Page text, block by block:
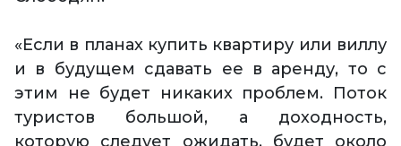
«Если в планах купить квартиру или виллу
и в будущем сдавать ее в аренду, то с
этим не будет никаких проблем. Поток
туристов большой, а доходность,
которую следует ожидать, будет около